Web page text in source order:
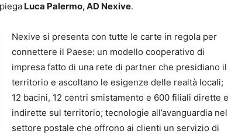
Luca Palermo, AD Nexive.
Nexive si presenta con tutte le carte in regola per
connettere il Paese: un modello cooperativo di
impresa fatto di una rete di partner che presidiano il
territorio e ascoltano le esigenze delle realtà locali;
12 bacini, 12 centri smistamento e 600 filiali dirette e
indirette sul territorio; tecnologie all’avanguardia nel
settore postale che offrono ai clienti un servizio di